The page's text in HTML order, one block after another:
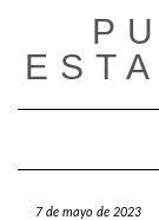
contenido
7 de mayo de 2023